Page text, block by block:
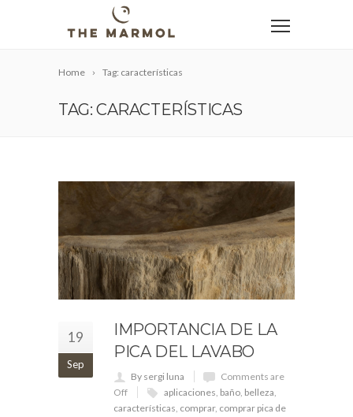
Home Tag: características
TAG: CARACTERÍSTICAS
19
Sep
IMPORTANCIA DE LA
PICA DEL LAVABO
By sergi luna
Comments are
Off
aplicaciones, baño, belleza,
características, comprar, comprar pica de